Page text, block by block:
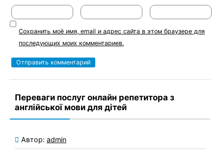
Сохранить моё имя, email и адрес сайта в этом браузере для
последующих моих комментариев.
Переваги послуг онлайн репетитора з
англійської мови для дітей
Автор: admin